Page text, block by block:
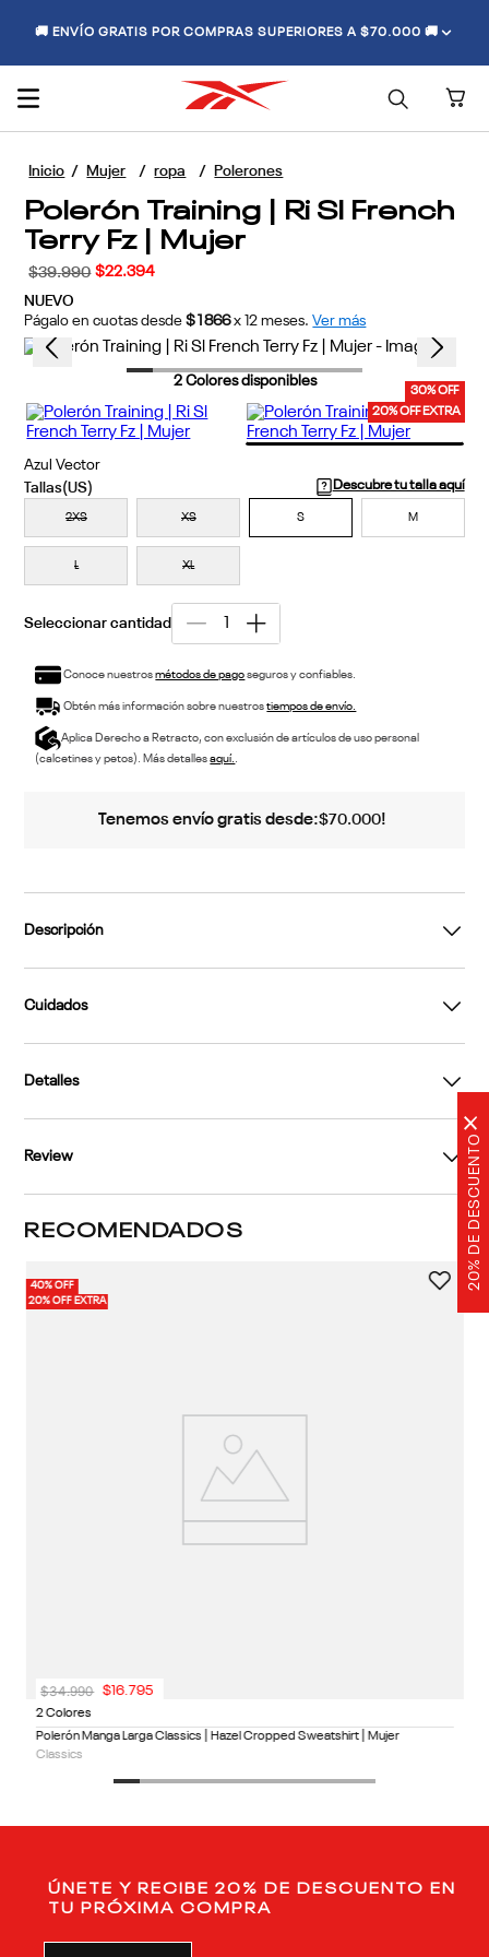
20% DE DESCUENTO
×
🚚 ENVÍO GRATIS POR COMPRAS SUPERIORES A $70.000 🚚
Mujer ropa Polerones
Polerón Training | Ri Sl French
Terry Fz | Mujer
$39.990 $22.394
NUEVO
Págalo en cuotas desde $1866 x 12 meses. Ver más
30% OFF
20% OFF EXTRA
2Colores disponibles
Azul Vector
Descubre tu talla aquí
2XS XS S M
L XL
Conoce nuestrosmétodos de pagoseguros y confiables.
Obtén más información sobre nuestrostiempos de envío.
Aplica Derecho a Retracto, con exclusión de artículos de uso personal
(calcetines y petos). Más detallesaquí..
Tenemos envío gratis desde:$70.000!
Descripción
Cuidados
Detalles
Review
RECOMENDADOS
40% OFF
20% OFF EXTRA
2 Colores
Polerón Manga Larga Classics | Hazel Cropped Sweatshirt | Mujer
Classics
$34.990 $ 16.795
3
ÚNETE Y RECIBE 20% DE DESCUENTO EN
TU PRÓXIMA COMPRA